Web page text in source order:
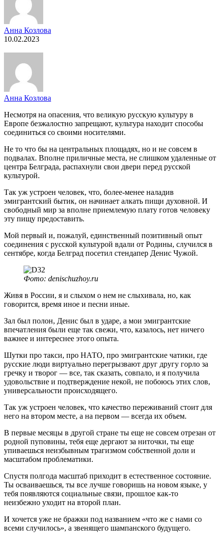
Анна Козлова
10.02.2023
Анна Козлова
Несмотря на опасения, что великую русскую культуру в
Европе безжалостно запрещают, культура находит способы
соединиться со своими носителями.
Не то что бы на центральных площадях, но и не совсем в
подвалах. Вполне приличные места, не слишком удаленные от
центра Белграда, распахнули свои двери перед русской
культурой.
Так уж устроен человек, что, более-менее наладив
эмигрантский бытик, он начинает алкать пищи духовной. И
свободный мир за вполне приемлемую плату готов человеку
эту пищу предоставить.
Мой первый и, пожалуй, единственный позитивный опыт
соединения с русской культурой вдали от Родины, случился в
сентябре, когда Белград посетил стендапер Денис Чужой.
Фото: denischuzhoy.ru
Живя в России, я и слыхом о нем не слыхивала, но, как
говорится, время иное и песни иные.
Зал был полон, Денис был в ударе, а мои эмигрантские
впечатления были еще так свежи, что, казалось, нет ничего
важнее и интереснее этого опыта.
Шутки про такси, про НАТО, про эмигрантские чатики, где
русские люди виртуально перегрызвают друг другу горло за
гречку и творог — все, так сказать, совпало, и я получила
удовольствие и подтверждение некой, не побоюсь этих слов,
универсальности происходящего.
Так уж устроен человек, что качество переживаний стоит для
него на втором месте, а на первом — всегда их объем.
В первые месяцы в другой стране ты еще не совсем отрезан от
родной пуповины, тебя еще дергают за ниточки, ты еще
упиваешься неизбывным трагизмом собственной доли и
масштабом проблематики.
Спустя полгода масштаб приходит в естественное состояние.
Ты осваиваешься, ты все лучше говоришь на новом языке, у
тебя появляются социальные связи, прошлое как-то
неизбежно уходит на второй план.
И хочется уже не бражки под названием «что же с нами со
всеми случилось», а звенящего шампанского будущего.